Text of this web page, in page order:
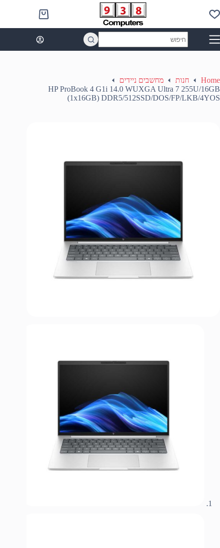
to
content
Shopping
cart
results
Home חנות
מחשבים ניידים
HP ProBook 4 G1i 14.0 WUXGA Ultra 7 255U/16GB
(1x16GB) DDR5/512SSD/DOS/FP/LKB/4YOS